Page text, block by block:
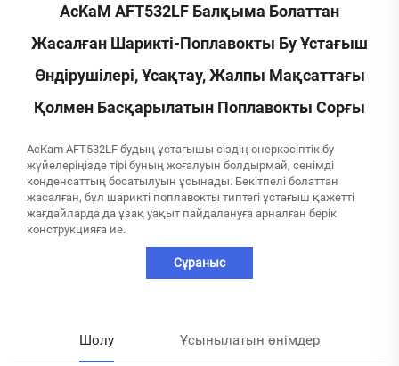
AcKaM AFT532LF Балқыма Болаттан
Жасалған Шарикті-Поплавокты Бу Ұстағыш
Өндірушілері, Ұсақтау, Жалпы Мақсаттағы
Қолмен Басқарылатын Поплавокты Сорғы
AcKam AFT532LF будың ұстағышы сіздің өнеркәсіптік бу
жүйелеріңізде тірі буның жоғалуын болдырмай, сенімді
конденсаттың босатылуын ұсынады. Бекітпелі болаттан
жасалған, бұл шарикті поплавокты типтегі ұстағыш қажетті
жағдайларда да ұзақ уақыт пайдалануға арналған берік
конструкцияға ие.
Сұраныс
Шолу Ұсынылатын өнімдер